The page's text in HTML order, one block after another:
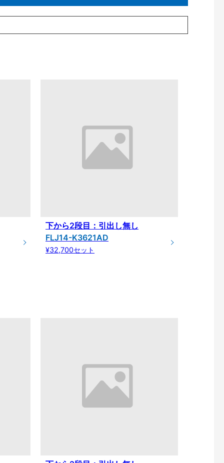
下から2段目：引出し無し
FLJ14-K3621AD
¥32,700セット